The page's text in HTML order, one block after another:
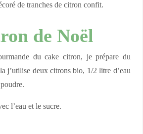
de tranches de citron confit.
de Noël
du cake citron, je prépare du
j’utilise deux citrons bio, 1/2 litre d’eau
l’eau et le sucre.